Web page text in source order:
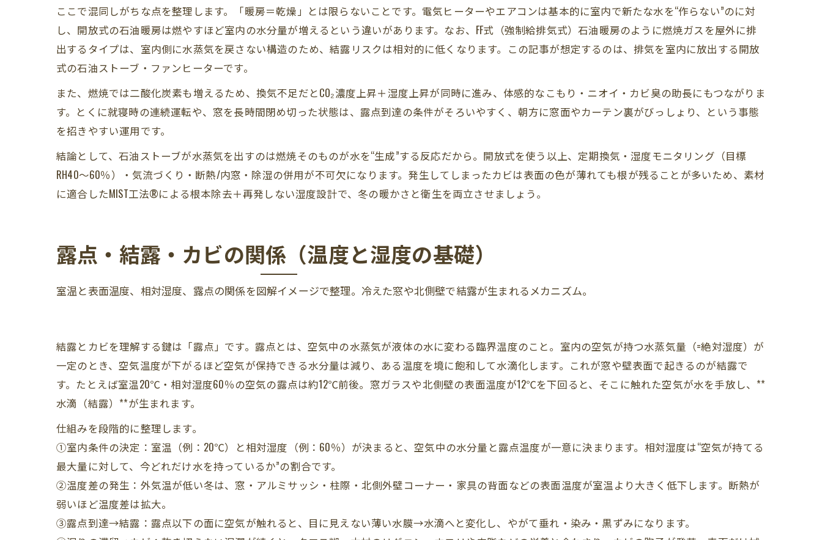
ここで混同しがちな点を整理します。「暖房＝乾燥」とは限らないことです。電気ヒーターやエアコンは基本的に室内で新たな水を“作らない”のに対
し、開放式の石油暖房は燃やすほど室内の水分量が増えるという違いがあります。なお、FF式（強制給排気式）石油暖房のように燃焼ガスを屋外に排
出するタイプは、室内側に水蒸気を戻さない構造のため、結露リスクは相対的に低くなります。この記事が想定するのは、排気を室内に放出する開放
式の石油ストーブ・ファンヒーターです。
また、燃焼では二酸化炭素も増えるため、換気不足だとCO₂濃度上昇＋湿度上昇が同時に進み、体感的なこもり・ニオイ・カビ臭の助長にもつながりま
す。とくに就寝時の連続運転や、窓を長時間閉め切った状態は、露点到達の条件がそろいやすく、朝方に窓面やカーテン裏がびっしょり、という事態
を招きやすい運用です。
結論として、石油ストーブが水蒸気を出すのは燃焼そのものが水を“生成”する反応だから。開放式を使う以上、定期換気・湿度モニタリング（目標
RH40～60％）・気流づくり・断熱/内窓・除湿の併用が不可欠になります。発生してしまったカビは表面の色が薄れても根が残ることが多いため、素材
に適合したMIST工法®による根本除去＋再発しない湿度設計で、冬の暖かさと衛生を両立させましょう。
露点・結露・カビの関係（温度と湿度の基礎）
室温と表面温度、相対湿度、露点の関係を図解イメージで整理。冷えた窓や北側壁で結露が生まれるメカニズム。
結露とカビを理解する鍵は「露点」です。露点とは、空気中の水蒸気が液体の水に変わる臨界温度のこと。室内の空気が持つ水蒸気量（=絶対湿度）が
一定のとき、空気温度が下がるほど空気が保持できる水分量は減り、ある温度を境に飽和して水滴化します。これが窓や壁表面で起きるのが結露で
す。たとえば室温20℃・相対湿度60％の空気の露点は約12℃前後。窓ガラスや北側壁の表面温度が12℃を下回ると、そこに触れた空気が水を手放し、**
水滴（結露）**が生まれます。
仕組みを段階的に整理します。
①室内条件の決定：室温（例：20℃）と相対湿度（例：60％）が決まると、空気中の水分量と露点温度が一意に決まります。相対湿度は“空気が持てる
最大量に対して、今どれだけ水を持っているか”の割合です。
②温度差の発生：外気温が低い冬は、窓・アルミサッシ・柱際・北側外壁コーナー・家具の背面などの表面温度が室温より大きく低下します。断熱が
弱いほど温度差は拡大。
③露点到達→結露：露点以下の面に空気が触れると、目に見えない薄い水膜→水滴へと変化し、やがて垂れ・染み・黒ずみになります。